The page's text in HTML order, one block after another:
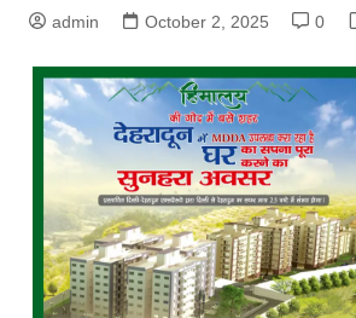
admin October 2, 2025 0